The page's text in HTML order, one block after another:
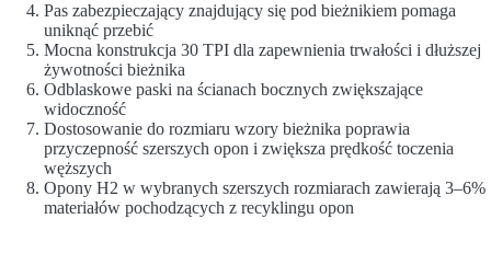
Pas zabezpieczający znajdujący się pod bieżnikiem pomaga
uniknąć przebić
Mocna konstrukcja 30 TPI dla zapewnienia trwałości i dłuższej
żywotności bieżnika
Odblaskowe paski na ścianach bocznych zwiększające
widoczność
Dostosowanie do rozmiaru wzory bieżnika poprawia
przyczepność szerszych opon i zwiększa prędkość toczenia
węższych
Opony H2 w wybranych szerszych rozmiarach zawierają 3–6%
materiałów pochodzących z recyklingu opon